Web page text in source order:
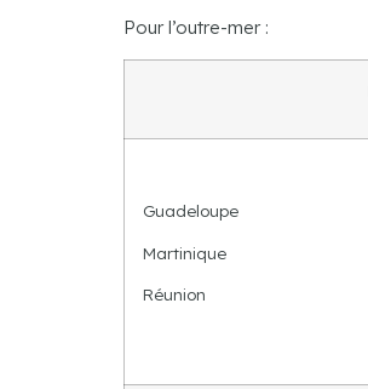
Pour l’outre-mer :
Guadeloupe
Martinique
Réunion